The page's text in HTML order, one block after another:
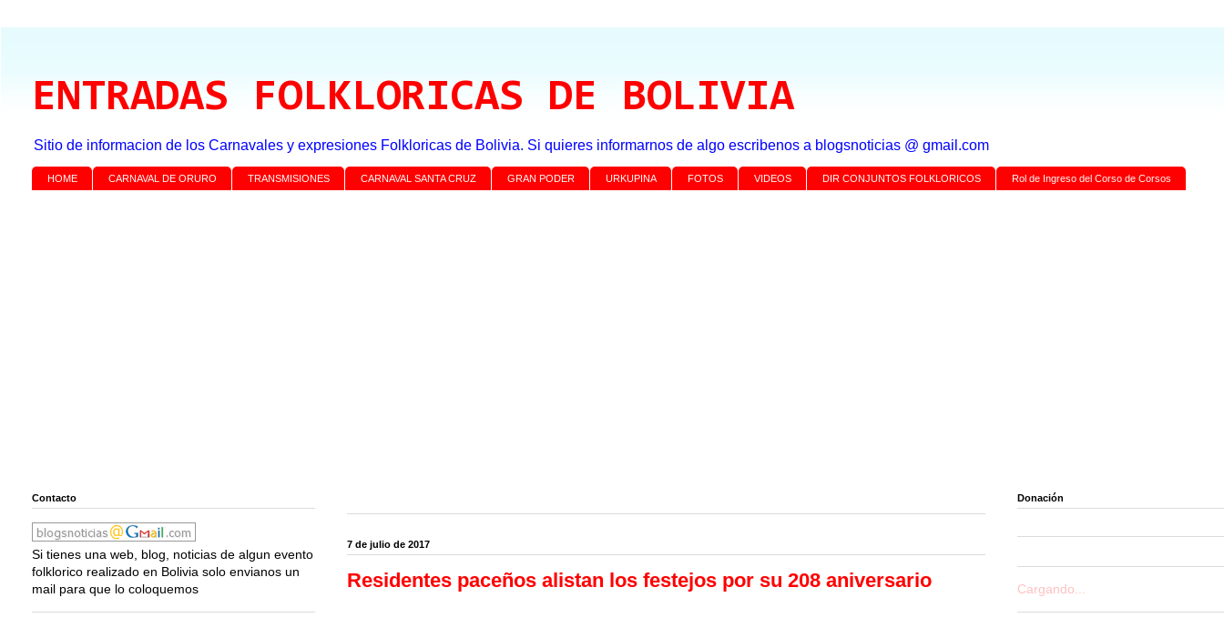
ENTRADAS FOLKLORICAS DE BOLIVIA
Sitio de informacion de los Carnavales y expresiones Folkloricas de Bolivia. Si quieres informarnos de algo escribenos a blogsnoticias @ gmail.com
HOME CARNAVAL DE ORURO TRANSMISIONES CARNAVAL SANTA CRUZ GRAN PODER URKUPINA FOTOS VIDEOS DIR CONJUNTOS FOLKLORICOS Rol de Ingreso del Corso de Corsos
7 de julio de 2017
Residentes paceños alistan los festejos por su 208 aniversario
Contacto
Si tienes una web, blog, noticias de algun evento
folklorico realizado en Bolivia solo envianos un
mail para que lo coloquemos
Donación
Cargando...